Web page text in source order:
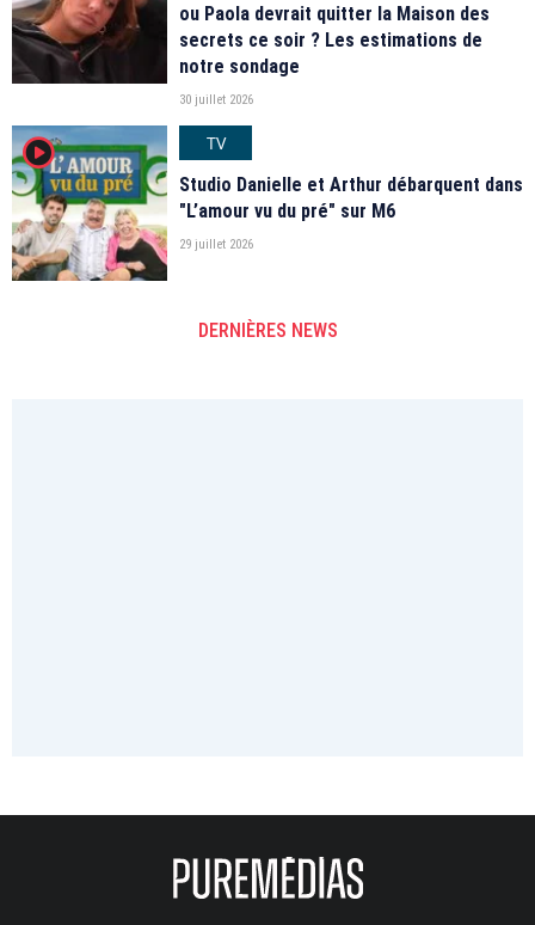
ou Paola devrait quitter la Maison des
secrets ce soir ? Les estimations de
notre sondage
30 juillet 2026
player2
TV
Studio Danielle et Arthur débarquent dans
"L’amour vu du pré" sur M6
29 juillet 2026
DERNIÈRES NEWS